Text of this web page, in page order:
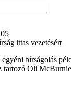
ittas vezetésért
bírságolás
tartozó Oli